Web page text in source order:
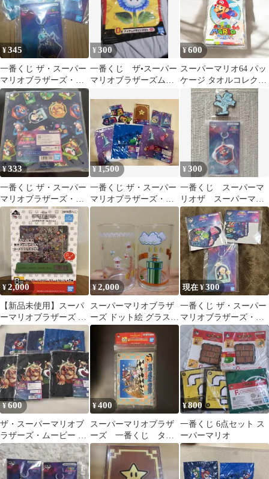
¥345
一番くじ ザ・スーパー
マリオブラザーズ・ム
ービー チャーム 3種セ
ット
¥300
一番くじ ザ•スーパー
マリオブラザーズムー
¥600
スーパーマリオ64 パッ
ケージ タオルコレクシ
ョン 「一番くじ スーパ
ーマリオブラザーズ い
つでもマリオ! コレク
ション」 G賞
¥333
一番くじ ザ・スーパー
マリオブラザーズ・ム
ービー F賞 ハンドタオ
¥1,500
一番くじ ザ・スーパー
マリオブラザーズ・ム
ービー グッズセット
¥300
一番くじ スーパーマ
リオザ スーパーマリ
オブラザーズムービ
ー ラバーキーホルダ
ー
¥2,000
【新品未使用】スーパ
ーマリオブラザーズ 一
番くじ B賞 アラームク
ロック
¥2,000
スーパーマリオブラザ
ーズ ドット絵 グラス 2
個セット
現在 ¥300
一番くじ ザ・スーパー
マリオブラザーズ・ム
ービー
¥600
ザ・スーパーマリオブ
ラザーズ・ムービー 一
番くじ F賞 ハンドタオ
ル
¥400
スーパーマリオブラザ
ーズ 一番くじ タオ
ル
¥800
一番くじ 6点セット ス
ーパーマリオ